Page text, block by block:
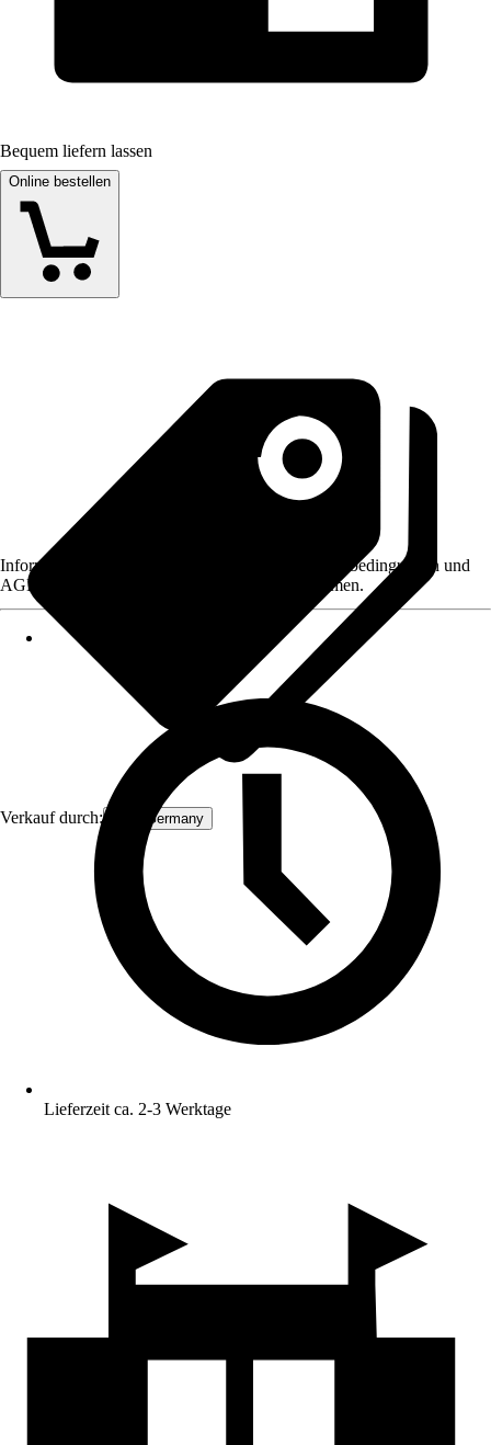
Bequem liefern lassen
Online bestellen
Verkauf durch: ECD Germany
Informationen des Verkäufers, wie z. B. Rückgabebedingungen und
AGB, finden Sie bei Klick auf den Verkäufernamen.
Lieferzeit ca. 2-3 Werktage